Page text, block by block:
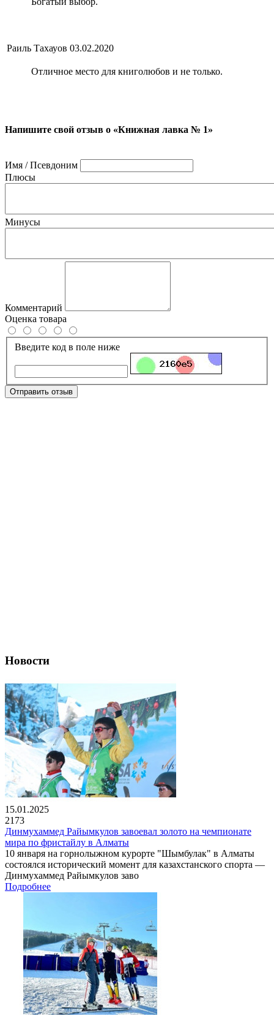
Раиль Тахауов 03.02.2020
Отличное место для книголюбов и не только.
Напишите свой отзыв о «Книжная лавка № 1»
Имя / Псевдоним
Плюсы
Минусы
Комментарий
Оценка товара
Введите код в поле ниже
Отправить отзыв
Новости
15.01.2025
2173
Динмухаммед Райымкулов завоевал золото на чемпионате
мира по фристайлу в Алматы
10 января на горнолыжном курорте "Шымбулак" в Алматы
состоялся исторический момент для казахстанского спорта —
Динмухаммед Райымкулов заво
Подробнее